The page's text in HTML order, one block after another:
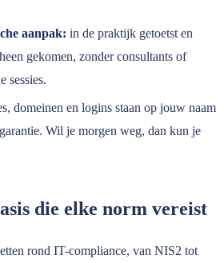
aanpak: in de praktijk getoetst en
gekomen, zonder consultants of
sessies.
domeinen en logins staan op jouw naam
Wil je morgen weg, dan kun je
die elke norm vereist
rond IT-compliance, van NIS2 tot